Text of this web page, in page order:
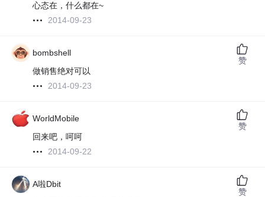
心态在，什么都在~
2014-09-23
bombshell
做销售绝对可以
2014-09-23
赞
WorldMobile
回来吧，呵呵
2014-09-22
赞
A啦Dbit
赞